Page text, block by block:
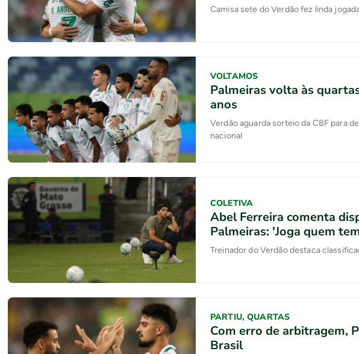
Camisa sete do Verdão fez linda
VOLTAMOS
Palmeiras volta às
anos
Verdão aguarda sorteio da CBF para
nacional
COLETIVA
Abel Ferreira comenta
Palmeiras: 'Joga quem
Treinador do Verdão destaca
PARTIU, QUARTAS
Com erro de arbitragem,
Brasil